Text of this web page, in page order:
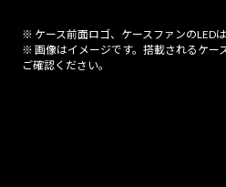
※ ケース前面ロゴ、ケースファンのLED
※ 画像はイメージです。搭載されるケー
ご確認ください。